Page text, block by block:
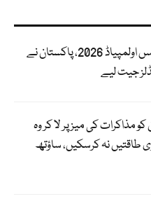
انٹرنیشنل نیوکلیئر سائنس اولمپیاڈ 2026، پاکستان نے
جیت لیے
کو مذاکرات کی میز پر لا کر وہ
طاقتیں نہ کرسکیں، ساؤتھ